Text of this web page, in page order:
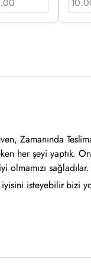
Zamanında
her şeyi yaptık.
isteyebilir bizi